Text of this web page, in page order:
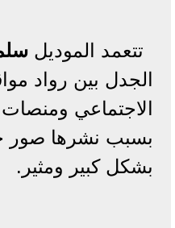
تتعمد الموديل
الجدل بين رواد
الاجتماعي
بسبب نشرها صور
بشكل كبير ومثير.